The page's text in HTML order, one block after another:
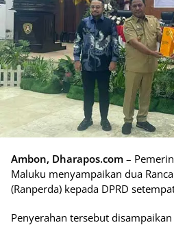
Ambon, Dharapos.com –
Maluku menyampaikan dua
(Ranperda) kepada DPRD
Penyerahan tersebut